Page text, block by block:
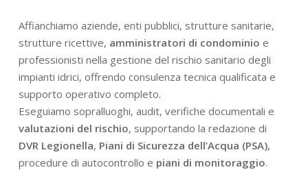
Affianchiamo aziende, enti pubblici, strutture sanitarie,
strutture ricettive, amministratori di condominio e
professionisti nella gestione del rischio sanitario degli
impianti idrici, offrendo consulenza tecnica qualificata e
supporto operativo completo.
Eseguiamo sopralluoghi, audit, verifiche documentali e
valutazioni del rischio, supportando la redazione di
DVR Legionella, Piani di Sicurezza dell’Acqua (PSA),
procedure di autocontrollo e piani di monitoraggio.